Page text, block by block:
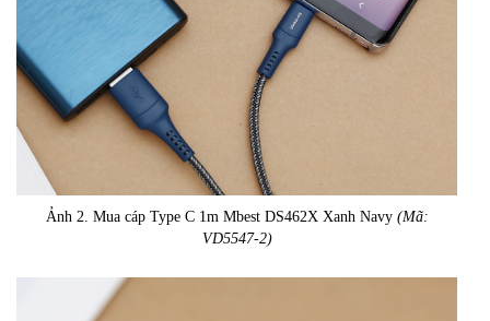
Ảnh 2. Mua cáp Type C 1m Mbest DS462X Xanh Navy (Mã:
VD5547-2)